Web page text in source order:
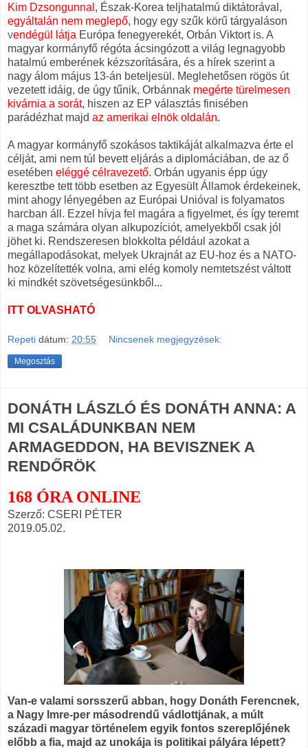
Kim Dzsongunnal , Észak-Korea teljhatalmú diktátorával,
egyáltalán nem meglepő, hogy egy szűk körű tárgyaláson
vendégül látja Európa fenegyerekét, Orbán Viktort is. A
magyar kormányfő régóta ácsingózott a világ legnagyobb
hatalmú emberének kézszorítására, és a hírek szerint a
nagy álom május 13-án beteljesül. Meglehetősen rögös út
vezetett idáig, de úgy tűnik, Orbánnak megérte türelmesen
kivárnia a sorát, hiszen az EP választás finisében
parádézhat majd az amerikai elnök oldalán.
A magyar kormányfő szokásos taktikáját alkalmazva érte el
célját, ami nem túl bevett eljárás a diplomáciában, de az ő
esetében eléggé célravezető. Orbán ugyanis épp úgy
keresztbe tett több esetben az Egyesült Államok érdekeinek,
mint ahogy lényegében az Európai Unióval is folyamatos
harcban áll. Ezzel hívja fel magára a figyelmet, és így teremt
a maga számára olyan alkupozíciót, amelyekből csak jól
jöhet ki. Rendszeresen blokkolta például azokat a
megállapodásokat, melyek Ukrajnát az EU-hoz és a NATO-
hoz közelítették volna, ami elég komoly nemtetszést váltott
ki mindkét szövetségesünkből...
ITT OLVASHATÓ
Repeti dátum: 20:55 Nincsenek megjegyzések:
Megosztás
DONÁTH LÁSZLÓ ÉS DONÁTH ANNA: A
MI CSALÁDUNKBAN NEM
ARMAGEDDON, HA BEVISZNEK A
RENDŐRÖK
168 ÓRA ONLINE
Szerző: CSERI PÉTER
2019.05.02.
Van-e valami sorsszerű abban, hogy Donáth Ferencnek,
a Nagy Imre-per másodrendű vádlottjának, a múlt
századi magyar történelem egyik fontos szereplőjének
előbb a fia, majd az unokája is politikai pályára lépett?